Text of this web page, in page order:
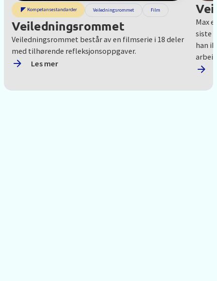
Kompetansestandarder Veiledningsrommet Film
Veiledningsrommet
Veiledningsrommet består av en filmserie i 18 deler
med tilhørende refleksjonsoppgaver.
Les mer
Max
siste
han